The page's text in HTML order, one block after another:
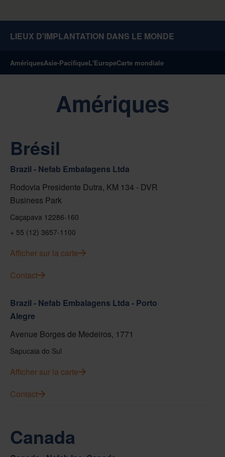
LIEUX D'IMPLANTATION DANS LE MONDE
AmériquesAsie-PacifiqueL'EuropeCarte mondiale
Amériques
Brésil
Brazil - Nefab Embalagens Ltda
Rodovia Presidente Dutra, KM 134 - DVR
Business Park
Caçapava 12286-160
+ 55 (12) 3657-1100
Afficher sur la carte
Contact
Brazil - Nefab Embalagens Ltda - Porto
Alegre
Avenue Borges de Medeiros, 1771
Sapucaia do Sul
Afficher sur la carte
Contact
Canada